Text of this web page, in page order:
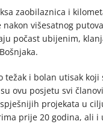
zaobilaznica i
nakon višesatnog
počast ubijenim,
težak i bolan utisak
ovu posjetu svi
projekata u
prije 20 godina, ali